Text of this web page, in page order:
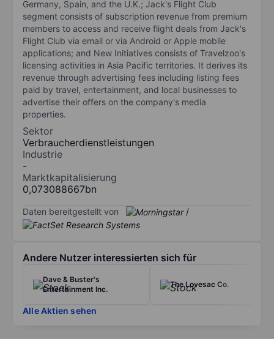
Germany, Spain, and the U.K.; Jack's Flight Club
segment consists of subscription revenue from premium
members to access and receive flight deals from Jack's
Flight Club via email or via Android or Apple mobile
applications; and New Initiatives consists of Travelzoo's
licensing activities in Asia Pacific territories. It derives its
revenue through advertising fees including listing fees
paid by travel, entertainment, and local businesses to
advertise their offers on the company's media
properties.
Sektor
Verbraucherdienstleistungen
Industrie
-
Marktkapitalisierung
0,073088667bn
Daten bereitgestellt von /
Andere Nutzer interessierten sich für
Dave & Buster's
Entertainment Inc.
The Lovesac Co.
Alle Aktien sehen